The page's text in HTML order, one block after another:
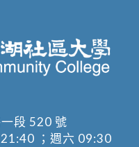
段 520 號
；週六 09:30